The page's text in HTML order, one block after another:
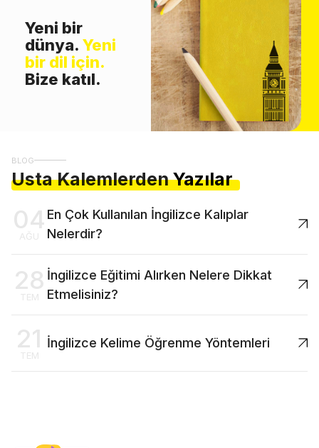
Yeni bir
dünya. Yeni
bir dil için.
Bize katıl.
BLOG
Usta Kalemlerden Yazılar
04
AĞU
En Çok Kullanılan İngilizce Kalıplar
Nelerdir?
28
TEM
İngilizce Eğitimi Alırken Nelere Dikkat
Etmelisiniz?
21
TEM
İngilizce Kelime Öğrenme Yöntemleri